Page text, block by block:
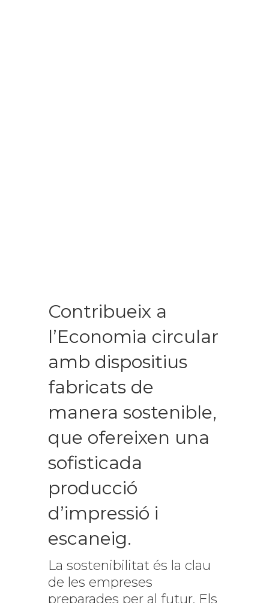
Contribueix a
l’Economia circular
amb dispositius
fabricats de
manera sostenible,
que ofereixen una
sofisticada
producció
d’impressió i
escaneig.
La sostenibilitat és la clau
de les empreses
preparades per al futur. Els